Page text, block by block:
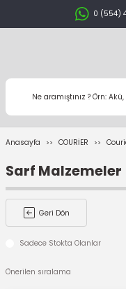
0 (554)
Anasayfa COURİER
Sarf Malzemeler
Geri Dön
Sadece Stokta Olanlar